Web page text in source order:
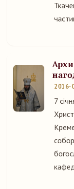
2016-
7